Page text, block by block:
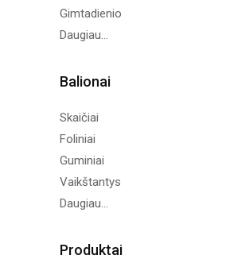
Gimtadienio
Daugiau...
Balionai
Skaičiai
Foliniai
Guminiai
Vaikštantys
Daugiau...
Produktai